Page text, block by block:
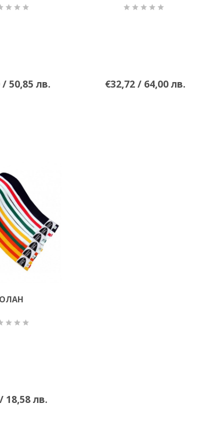
/ 50,85 лв. €32,72 / 64,00 лв.
18,58 лв.